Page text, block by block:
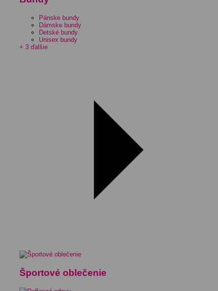
Pánske bundy
Dámske bundy
Detské bundy
Unisex bundy
+ 3 ďalšie
Športové oblečenie